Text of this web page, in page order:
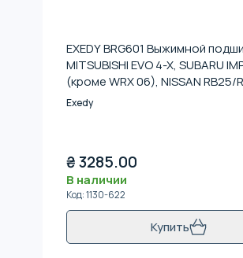
EXEDY BRG601 Выжимной
MITSUBISHI EVO 4-X, SUBARU
(кроме WRX 06), NISSAN RB25/
Exedy
₴3285.00
В наличии
Код:1130-622
Купить